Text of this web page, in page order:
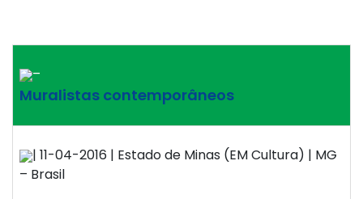
–
Muralistas contemporâneos
| 11-04-2016 | Estado de Minas (EM Cultura) | MG
– Brasil